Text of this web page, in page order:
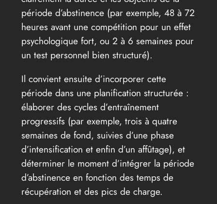
période d’abstinence (par exemple, 48 à 72
heures avant une compétition pour un effet
psychologique fort, ou 2 à 6 semaines pour
un test personnel bien structuré).
Il convient ensuite d’incorporer cette
période dans une planification structurée :
élaborer des cycles d’entraînement
progressifs (par exemple, trois à quatre
semaines de fond, suivies d’une phase
d’intensification et enfin d’un affûtage), et
déterminer le moment d’intégrer la période
d’abstinence en fonction des temps de
récupération et des pics de charge.